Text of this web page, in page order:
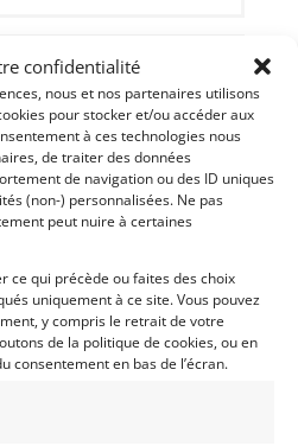
confidentialité
nous et nos partenaires utilisons
pour stocker et/ou accéder aux
à ces technologies nous
de traiter des données
de navigation ou des ID uniques
(non-) personnalisées. Ne pas
peut nuire à certaines
ce qui précède ou faites des choix
uniquement à ce site. Vous pouvez
y compris le retrait de votre
de la politique de cookies, ou en
consentement en bas de l’écran.
(1964)[VENDU]